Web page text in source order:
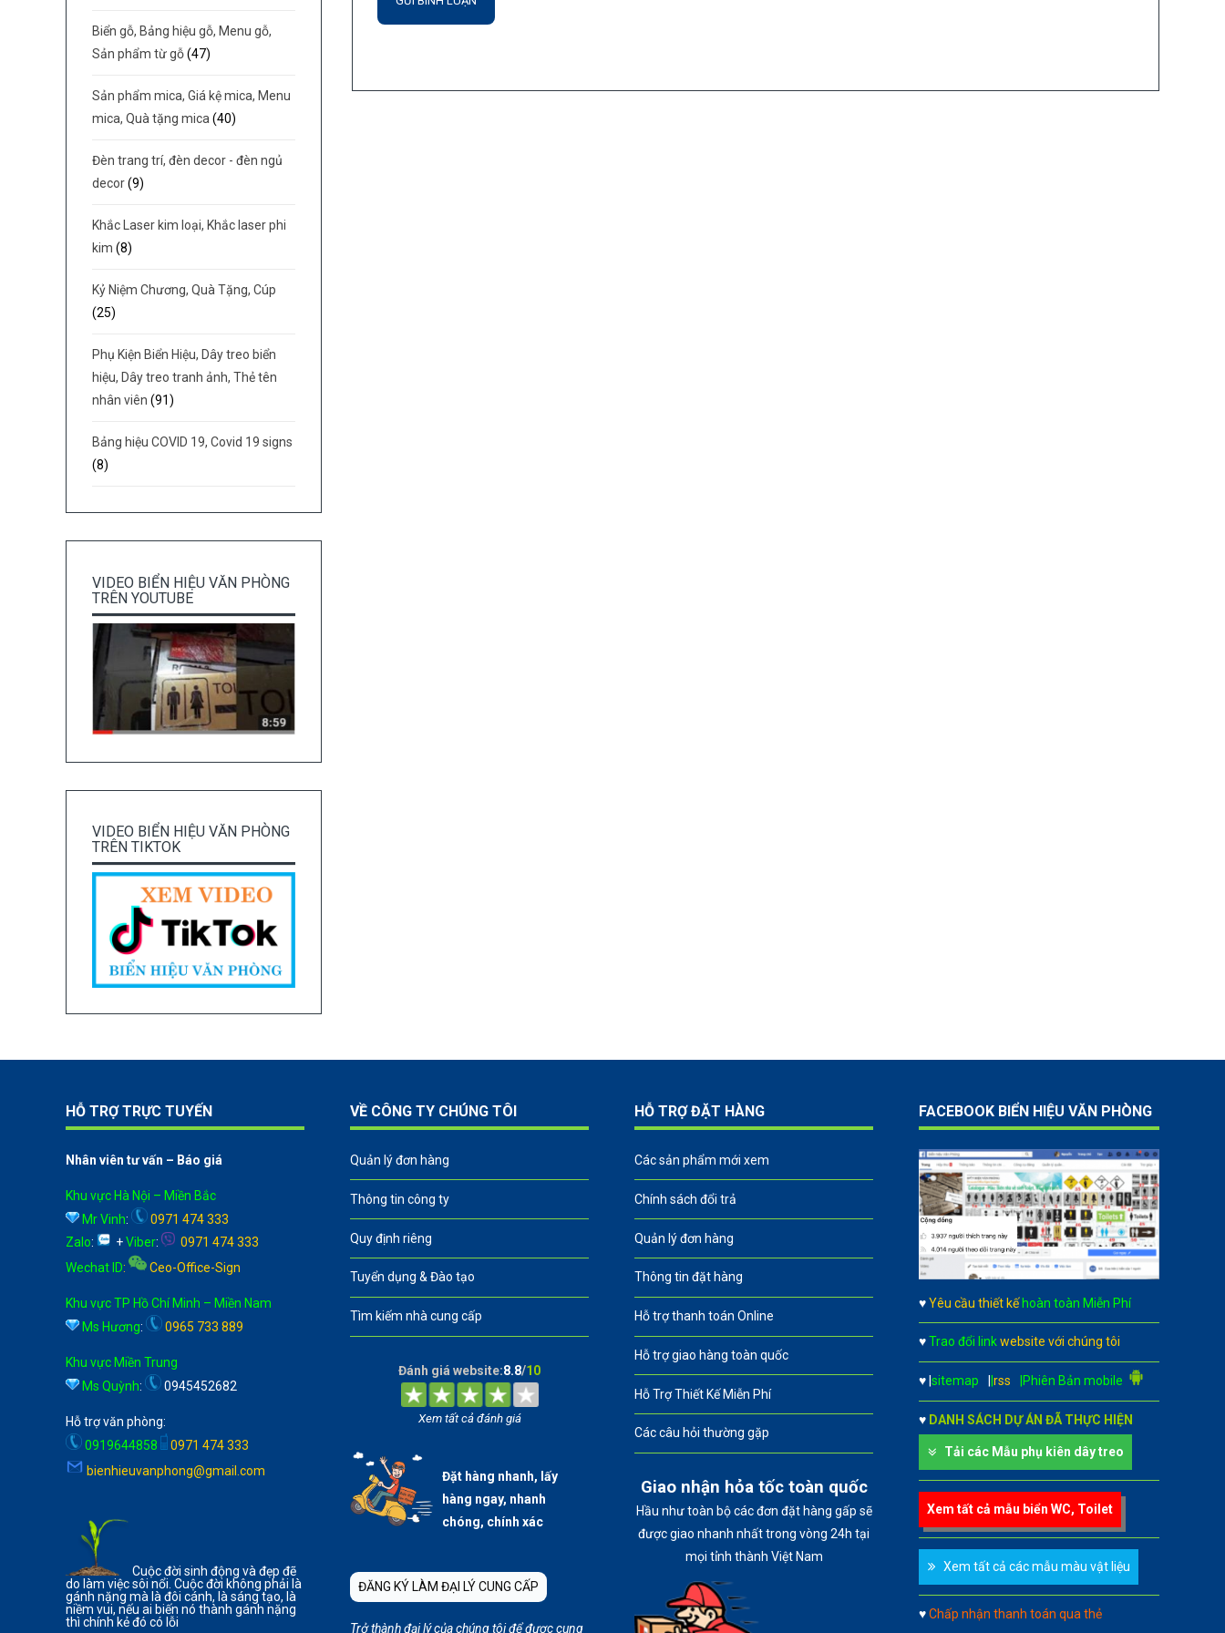
Biển gỗ, Bảng hiệu gỗ, Menu gỗ,
Sản phẩm từ gỗ(47)
Sản phẩm mica, Giá kệ mica, Menu
mica, Quà tặng mica(40)
Đèn trang trí, đèn decor - đèn ngủ
decor(9)
Khắc Laser kim loại, Khắc laser phi
kim (8)
Kỷ Niệm Chương, Quà Tặng, Cúp
(25)
Phụ Kiện Biển Hiệu, Dây treo biển
hiệu, Dây treo tranh ảnh, Thẻ tên
nhân viên (91)
Bảng hiệu COVID 19, Covid 19 signs
(8)
VIDEO BIỂN HIỆU VĂN PHÒNG
TRÊN YOUTUBE
VIDEO BIỂN HIỆU VĂN PHÒNG
TRÊN TIKTOK
HỖ TRỢ TRỰC TUYẾN
Nhân viên tư vấn – Báo giá
Khu vực Hà Nội – Miền Bắc
Mr Vinh:
0971 474 333
Zalo: +Viber:
0971 474 333
Wechat ID: Ceo-Office-Sign
Khu vực TP Hồ Chí Minh – Miền Nam
Ms Hương: 0965 733 889
Khu vực Miền Trung
Ms Quỳnh: 0945452682
Hỗ trợ văn phòng:
0919644858
0971 474 333
bienhieuvanphong@gmail.com
Cuộc đời sinh động và đẹp đẽ
do làm việc sôi nổi. Cuộc đời không phải là
gánh nặng mà là đôi cánh, là sáng tạo, là
niềm vui, nếu ai biến nó thành gánh nặng
thì chính kẻ đó có lỗi
VỀ CÔNG TY CHÚNG TÔI
Quản lý đơn hàng
Thông tin công ty
Quy định riêng
Tuyển dụng & Đào tạo
Tìm kiếm nhà cung cấp
Đánh giá website:8.8/10
Xem tất cả đánh giá
Đặt hàng nhanh, lấy
hàng ngay, nhanh
chóng, chính xác
ĐĂNG KÝ LÀM ĐẠI LÝ CUNG CẤP
Trở thành đại lý của chúng tôi để được cung
HỖ TRỢ ĐẶT HÀNG
Các sản phẩm mới xem
Chính sách đổi trả
Quản lý đơn hàng
Thông tin đặt hàng
Hỗ trợ thanh toán Online
Hỗ trợ giao hàng toàn quốc
Hỗ Trợ Thiết Kế Miễn Phí
Các câu hỏi thường gặp
Giao nhận hỏa tốc toàn quốc
Hầu như toàn bộ các đơn đặt hàng gấp sẽ
được giao nhanh nhất trong vòng 24h tại
mọi tỉnh thành Việt Nam
FACEBOOK BIỂN HIỆU VĂN PHÒNG
♥Yêu cầu thiết kế hoàn toàn Miễn Phí
♥Trao đổi linkwebsite với chúng tôi
♥ sitemap rss |Phiên Bản mobile
♥ DANH SÁCH DỰ ÁN ĐÃ THỰC HIỆN
Tải các Mẫu phụ kiên dây treo
Xem tất cả mẫu biển WC, Toilet
Xem tất cả các mẫu màu vật liệu
♥Chấp nhận thanh toán qua thẻ